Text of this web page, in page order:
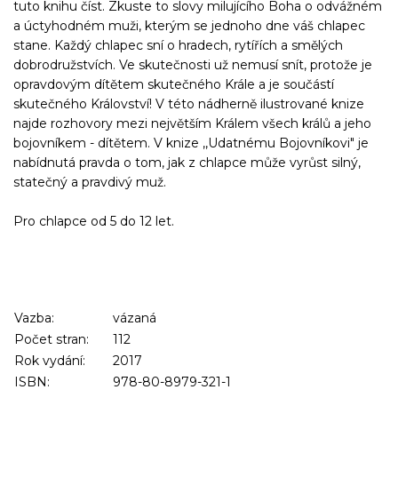
tuto knihu číst. Zkuste to slovy milujícího Boha o odvážném
a úctyhodném muži, kterým se jednoho dne váš chlapec
stane. Každý chlapec sní o hradech, rytířích a smělých
dobrodružstvích. Ve skutečnosti už nemusí snít, protože je
opravdovým dítětem skutečného Krále a je součástí
skutečného Království! V této nádherně ilustrované knize
najde rozhovory mezi největším Králem všech králů a jeho
bojovníkem - dítětem. V knize ,,Udatnému Bojovníkovi" je
nabídnutá pravda o tom, jak z chlapce může vyrůst silný,
statečný a pravdivý muž.
Pro chlapce od 5 do 12 let.
Vazba:
vázaná
Počet stran:
112
Rok vydání:
2017
ISBN:
978-80-8979-321-1